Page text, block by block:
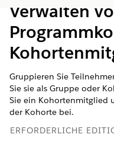
Verwalten
Gruppieren Sie
Sie sie als Gruppe oder
Sie ein Kohortenmitglied
der Kohorte bei.
ERFORDERLICHE